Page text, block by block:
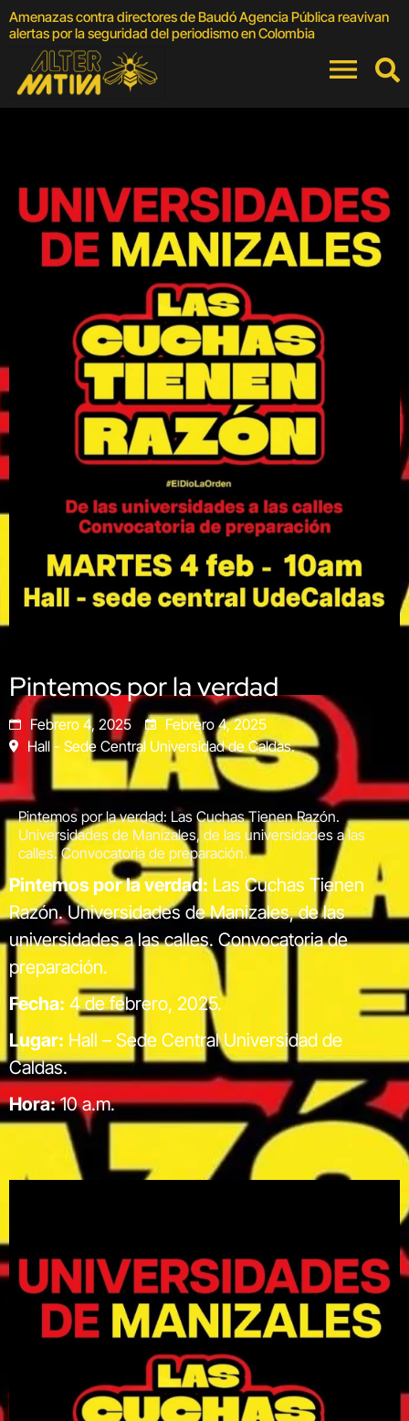
Amenazas contra directores de Baudó Agencia Pública reavivan
alertas por la seguridad del periodismo en Colombia
Pintemos por la verdad
Febrero 4, 2025
Febrero 4, 2025
Hall - Sede Central Universidad de Caldas.
Pintemos por la verdad: Las Cuchas Tienen Razón.
Universidades de Manizales, de las universidades a las
calles. Convocatoria de preparación.
Pintemos por la verdad: Las Cuchas Tienen
Razón. Universidades de Manizales, de las
universidades a las calles. Convocatoria de
preparación.
Fecha: 4 de febrero, 2025.
Lugar: Hall – Sede Central Universidad de
Caldas.
Hora:10 a.m.